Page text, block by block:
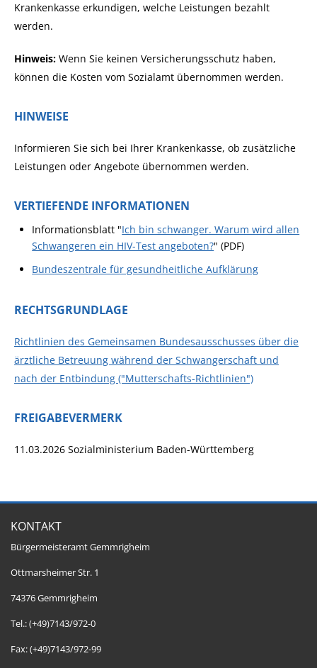
Krankenkasse erkundigen, welche Leistungen bezahlt
werden.
Hinweis: Wenn Sie keinen Versicherungsschutz haben,
können die Kosten vom Sozialamt übernommen werden.
HINWEISE
Informieren Sie sich bei Ihrer Krankenkasse, ob zusätzliche
Leistungen oder Angebote übernommen werden.
VERTIEFENDE INFORMATIONEN
Informationsblatt "Ich bin schwanger. Warum wird allen
Schwangeren ein HIV-Test angeboten?" (PDF)
Bundeszentrale für gesundheitliche Aufklärung
RECHTSGRUNDLAGE
Richtlinien des Gemeinsamen Bundesausschusses über die
ärztliche Betreuung während der Schwangerschaft und
nach der Entbindung ("Mutterschafts-Richtlinien")
FREIGABEVERMERK
11.03.2026 Sozialministerium Baden-Württemberg
KONTAKT
Bürgermeisteramt Gemmrigheim
Ottmarsheimer Str. 1
74376 Gemmrigheim
Tel.: (+49)7143/972-0
Fax: (+49)7143/972-99